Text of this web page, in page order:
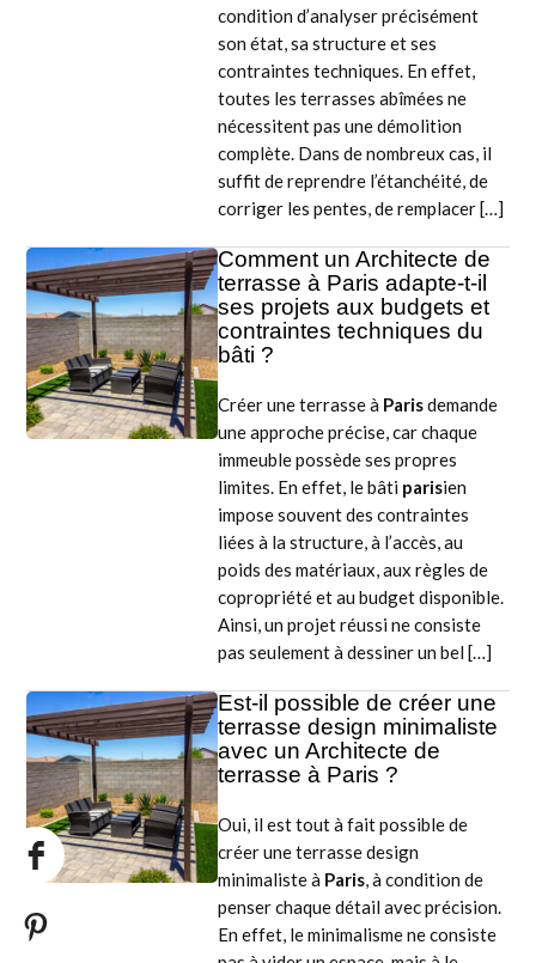
condition d’analyser précisément
son état, sa structure et ses
contraintes techniques. En effet,
toutes les terrasses abîmées ne
nécessitent pas une démolition
complète. Dans de nombreux cas, il
suffit de reprendre l’étanchéité, de
corriger les pentes, de remplacer […]
Comment un Architecte de
terrasse à Paris adapte-t-il
ses projets aux budgets et
contraintes techniques du
bâti ?
Créer une terrasse à Parisdemande
une approche précise, car chaque
immeuble possède ses propres
limites. En effet, le bâti parisien
impose souvent des contraintes
liées à la structure, à l’accès, au
poids des matériaux, aux règles de
copropriété et au budget disponible.
Ainsi, un projet réussi ne consiste
pas seulement à dessiner un bel […]
Est-il possible de créer une
terrasse design minimaliste
avec un Architecte de
terrasse à Paris ?
Oui, il est tout à fait possible de
créer une terrasse design
minimaliste à Paris, à condition de
penser chaque détail avec précision.
En effet, le minimalisme ne consiste